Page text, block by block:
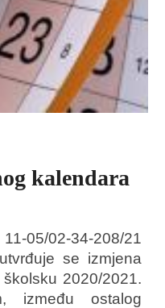
kalendara
05/02-34-208/21
se izmjena
2020/2021.
između ostalog